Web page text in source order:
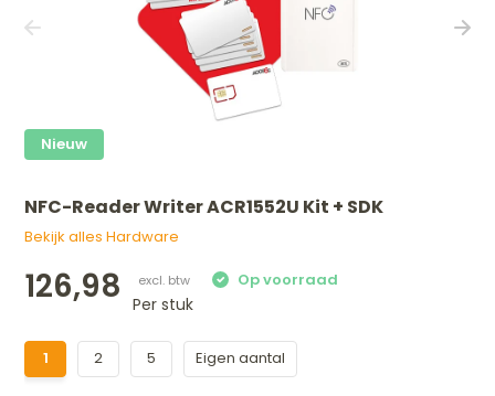
Nieuw
NFC-Reader Writer ACR1552U Kit + SDK
Bekijk alles Hardware
126,98 Per stuk
1 2 5 Eigen aantal